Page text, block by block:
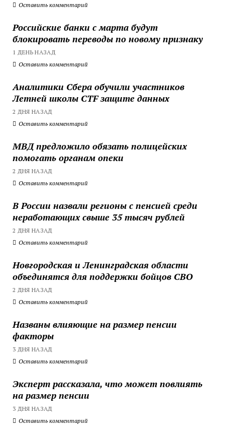
Оставить комментарий
Российские банки с марта будут
блокировать переводы по новому признаку
1 ДЕНЬ НАЗАД
Оставить комментарий
Аналитики Сбера обучили участников
Летней школы CTF защите данных
2 ДНЯ НАЗАД
Оставить комментарий
МВД предложило обязать полицейских
помогать органам опеки
2 ДНЯ НАЗАД
Оставить комментарий
В России назвали регионы с пенсией среди
неработающих свыше 35 тысяч рублей
2 ДНЯ НАЗАД
Оставить комментарий
Новгородская и Ленинградская области
объединятся для поддержки бойцов СВО
2 ДНЯ НАЗАД
Оставить комментарий
Названы влияющие на размер пенсии
факторы
3 ДНЯ НАЗАД
Оставить комментарий
Эксперт рассказала, что может повлиять
на размер пенсии
3 ДНЯ НАЗАД
Оставить комментарий